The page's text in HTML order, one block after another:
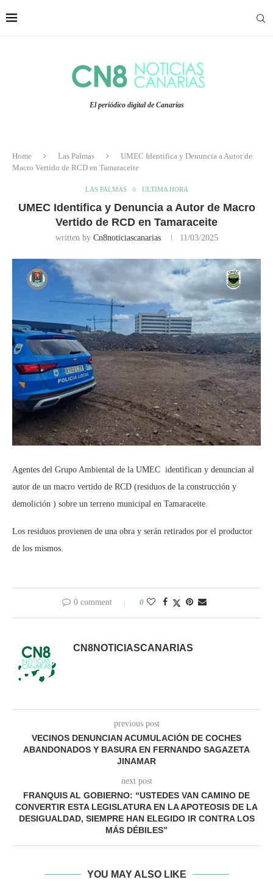
El periódico digital de Canarias
Home Las Palmas
UMEC Identifica y Denuncia a Autor de
Macro Vertido de RCD en Tamaraceite
LAS PALMAS ULTIMA HORA
UMEC Identifica y Denuncia a Autor de Macro
Vertido de RCD en Tamaraceite
written by Cn8noticiascanarias 11/03/2025
Agentes del Grupo Ambiental de la UMEC identifican y denuncian al
autor de un macro vertido de RCD (residuos de la construcción y
demolición ) sobre un terreno municipal en Tamaraceite.
Los residuos provienen de una obra y serán retirados por el productor
de los mismos.
0 comment 0
CN8NOTICIASCANARIAS
previous post
VECINOS DENUNCIAN ACUMULACIÓN DE COCHES
ABANDONADOS Y BASURA EN FERNANDO SAGAZETA
JINAMAR
next post
FRANQUIS AL GOBIERNO: “USTEDES VAN CAMINO DE
CONVERTIR ESTA LEGISLATURA EN LA APOTEOSIS DE LA
DESIGUALDAD, SIEMPRE HAN ELEGIDO IR CONTRA LOS
MÁS DÉBILES”
YOU MAY ALSO LIKE